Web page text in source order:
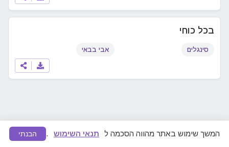
המשך שימוש באתר מהווה הסכמה ל תנאי השימוש . הבנתי
בכל כוחי
סינגלים אבי בבאי
מצאתם תוכן לא ראוי או הפרת זכויות יוצרים? ונפעל להסרה מיידית.